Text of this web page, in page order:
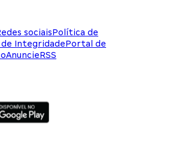
sociaisPolítica de
IntegridadePortal de
AnuncieRSS